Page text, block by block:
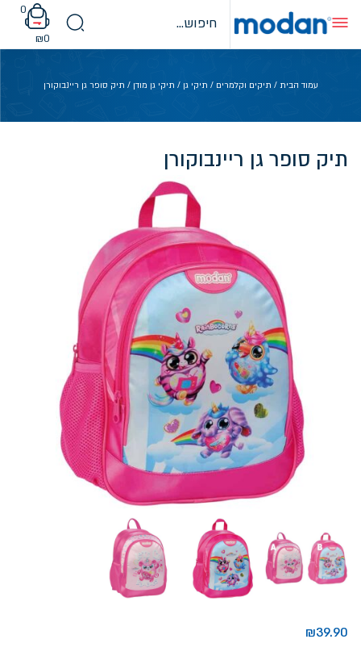
content
0
₪0
עמוד הבית / תיקים וקלמרים / תיקי גן / תיקי גן מודן / תיק סופר גן ריינבוקורן
תיק סופר גן ריינבוקורן
₪39.90